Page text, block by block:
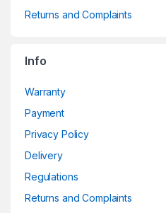
Returns and Complaints
Info
Warranty
Payment
Privacy Policy
Delivery
Regulations
Returns and Complaints